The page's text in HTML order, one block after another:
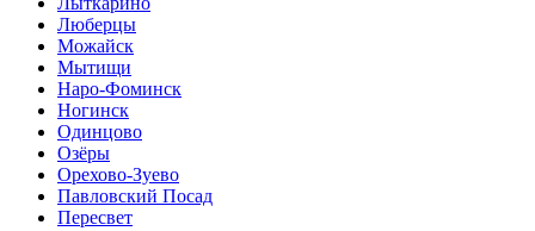
Люберцы
Можайск
Мытищи
Наро-Фоминск
Ногинск
Одинцово
Озёры
Орехово-Зуево
Павловский Посад
Пересвет